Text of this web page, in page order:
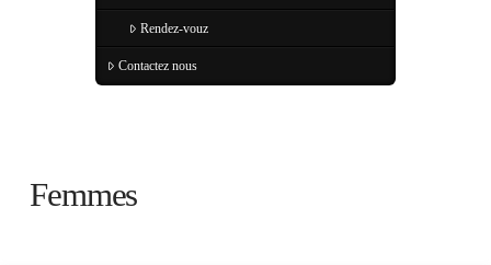
Rendez-vouz
Contactez nous
Femmes